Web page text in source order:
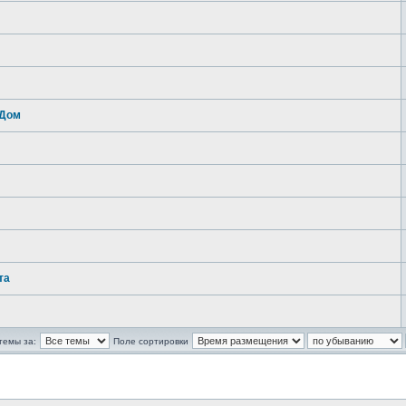
за: Поле сортировки